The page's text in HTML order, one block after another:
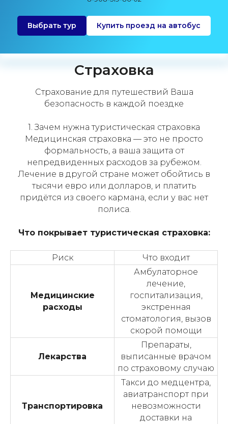
Выбрать тур Купить проезд на автобус
Страховка
Страхование для путешествий Ваша
безопасность в каждой поездке
1. Зачем нужна туристическая страховка
Медицинская страховка — это не просто
формальность, а ваша защита от
непредвиденных расходов за рубежом.
Лечение в другой стране может обойтись в
тысячи евро или долларов, и платить
придётся из своего кармана, если у вас нет
полиса.
Что покрывает туристическая страховка:
Риск Что входит
Медицинские
расходы
Амбулаторное
лечение,
госпитализация,
экстренная
стоматология, вызов
скорой помощи
Лекарства
Препараты,
выписанные врачом
по страховому случаю
Транспортировка
Такси до медцентра,
авиатранспорт при
невозможности
доставки на